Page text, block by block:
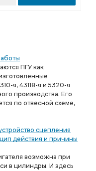
ПГУ как
я, 43118-я и 5320-я
производства. Его
по отвесной схеме,
сцепления
действия и причины
возможна при
в цилиндры. И здесь